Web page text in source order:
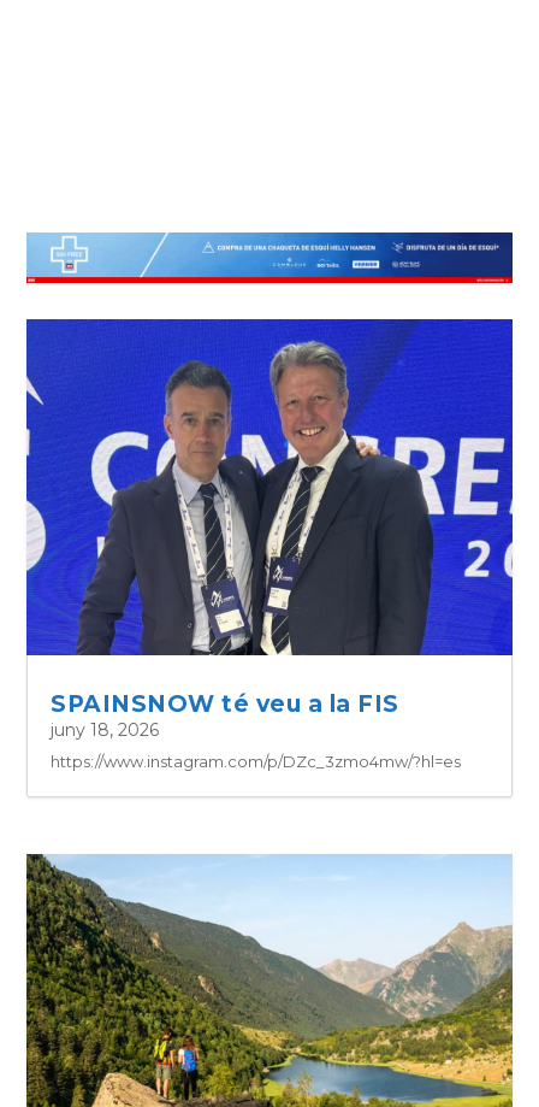
SPAINSNOW té veu a la FIS
juny 18, 2026
https://www.instagram.com/p/DZc_3zmo4mw/?hl=es